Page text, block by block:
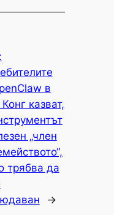
в
казват,
„член
трябва да
→